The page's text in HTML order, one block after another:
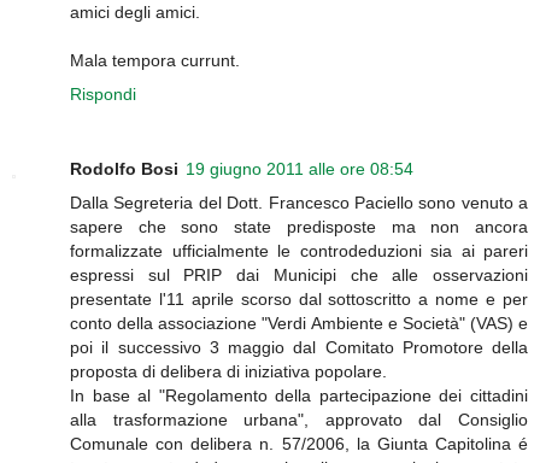
amici degli amici.
Mala tempora currunt.
Rispondi
Rodolfo Bosi 19 giugno 2011 alle ore 08:54
Dalla Segreteria del Dott. Francesco Paciello sono venuto a
sapere che sono state predisposte ma non ancora
formalizzate ufficialmente le controdeduzioni sia ai pareri
espressi sul PRIP dai Municipi che alle osservazioni
presentate l'11 aprile scorso dal sottoscritto a nome e per
conto della associazione "Verdi Ambiente e Società" (VAS) e
poi il successivo 3 maggio dal Comitato Promotore della
proposta di delibera di iniziativa popolare.
In base al "Regolamento della partecipazione dei cittadini
alla trasformazione urbana", approvato dal Consiglio
Comunale con delibera n. 57/2006, la Giunta Capitolina é